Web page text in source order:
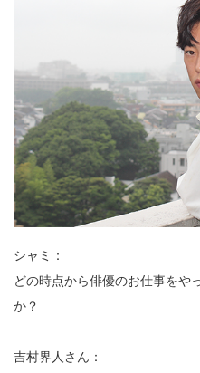
シャミ：
どの時点から俳優のお仕事をや
か？
吉村界人さん：